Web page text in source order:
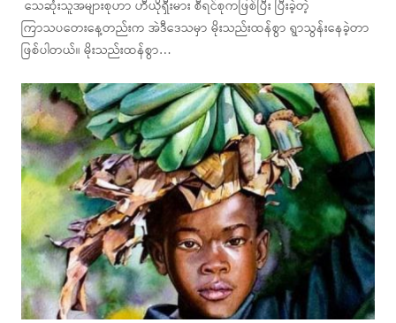
သေဆုံးသူအများစုဟာ ဟီယိုရှီးမား စီရင်စုကဖြစ်ပြီး ပြီးခဲ့တဲ့
ကြာသပတေးနေ့တည်းက အဲဒီဒေသမှာ မိုးသည်းထန်စွာ ရွာသွန်းနေခဲ့တာ
ဖြစ်ပါတယ်။ မိုးသည်းထန်စွာ…